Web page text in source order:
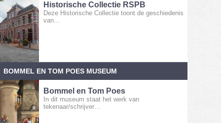
Historische Collectie RSPB
Deze Historische Collectie toont de geschiedenis
van…
BOMMEL EN TOM POES MUSEUM
Bommel en Tom Poes
In dit museum staat het werk van
tekenaar/schrijver…